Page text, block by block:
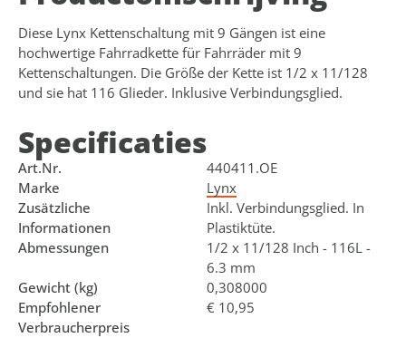
Diese Lynx Kettenschaltung mit 9 Gängen ist eine
hochwertige Fahrradkette für Fahrräder mit 9
Kettenschaltungen. Die Größe der Kette ist 1/2 x 11/128
und sie hat 116 Glieder. Inklusive Verbindungsglied.
Specificaties
Art.Nr.
440411.OE
Marke
Lynx
Zusätzliche
Informationen
Inkl. Verbindungsglied. In
Plastiktüte.
Abmessungen
1/2 x 11/128 Inch - 116L -
6.3 mm
Gewicht (kg)
0,308000
Empfohlener
Verbraucherpreis
€ 10,95